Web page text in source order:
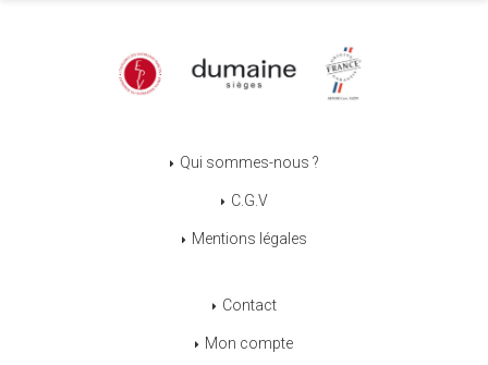
Qui sommes-nous ?
C.G.V
Mentions légales
Contact
Mon compte